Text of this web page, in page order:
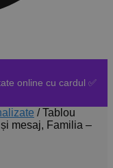
online cu cardul ✅
/Tablou
mesaj, Familia –